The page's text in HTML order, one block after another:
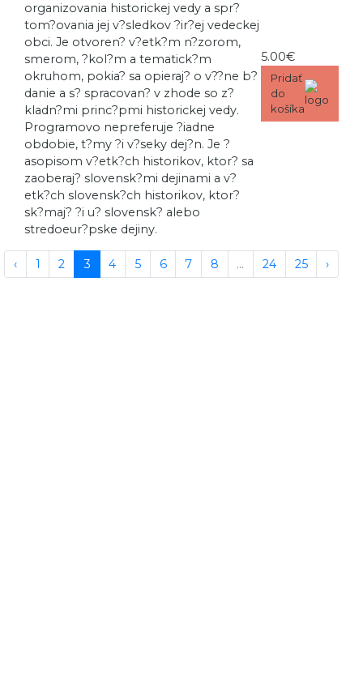
organizovania historickej vedy a spr?
tom?ovania jej v?sledkov ?ir?ej vedeckej
obci. Je otvoren? v?etk?m n?zorom,
smerom, ?kol?m a tematick?m
okruhom, pokia? sa opieraj? o v??ne b?
danie a s? spracovan? v zhode so z?
kladn?mi princ?pmi historickej vedy.
Programovo nepreferuje ?iadne
obdobie, t?my ?i v?seky dej?n. Je ?
asopisom v?etk?ch historikov, ktor? sa
zaoberaj? slovensk?mi dejinami a v?
etk?ch slovensk?ch historikov, ktor?
sk?maj? ?i u? slovensk? alebo
stredoeur?pske dejiny.
5.00€
Pridať
do
košíka
‹ 1 2 3 4 5 6 7 8 ... 24 25 ›